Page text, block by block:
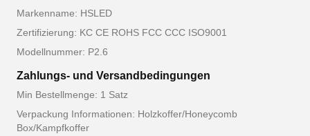
Markenname: HSLED
Zertifizierung: KC CE ROHS FCC CCC ISO9001
Modellnummer: P2.6
Zahlungs- und Versandbedingungen
Min Bestellmenge: 1 Satz
Verpackung Informationen: Holzkoffer/Honeycomb
Box/Kampfkoffer